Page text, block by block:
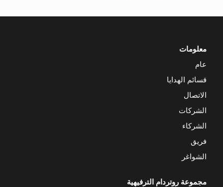
معلومات
عام
قسائم الهدايا
الاتصال
الشركات
الشركاء
فريق
الشواغر
مجموعة روتردام الترفيهية